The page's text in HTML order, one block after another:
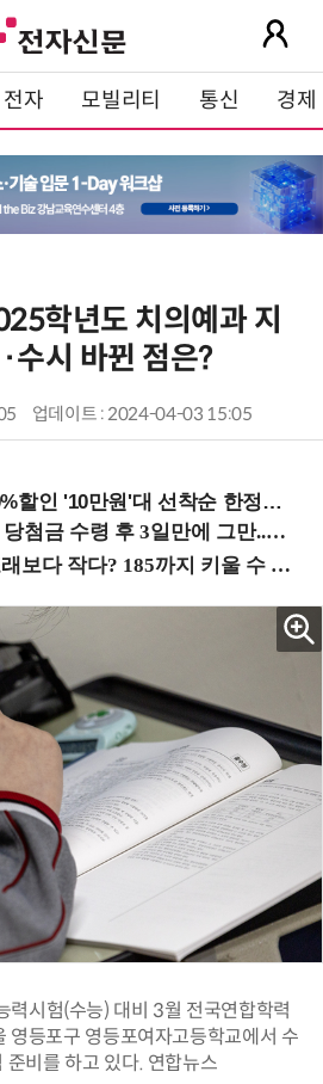
전자 모빌리티 통신 경제
학년도 치의예과 지
시 바뀐 점은?
업데이트 : 2024-04-03 15:05
인 '10만원'대 선착순 한정판매!
시험(수능) 대비 3월 전국연합학력
영등포구 영등포여자고등학교에서 수
준비를 하고 있다. 연합뉴스